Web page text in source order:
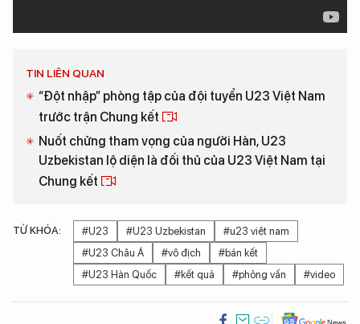
TIN LIÊN QUAN
“Đột nhập” phòng tập của đội tuyển U23 Việt Nam
trước trận Chung kết
Nuốt chửng tham vọng của người Hàn, U23
Uzbekistan lộ diện là đối thủ của U23 Việt Nam tại
Chung kết
TỪ KHÓA: #U23 #U23 Uzbekistan
#u23 việt nam
#U23 Châu Á
#vô địch
#bán kết
#U23 Hàn Quốc
#kết quả #phỏng vấn #video